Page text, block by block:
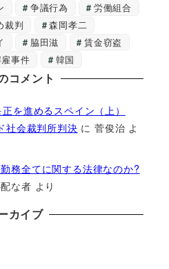
争議行為
労働組合
裁判
森岡孝二
脇田滋
賃金窃盗
事件 韓国
コメント
を進めるスペイン（上）
社会裁判所判決 に菅俊治 よ
務全てに関する法律なのか?
な者 より
カイブ